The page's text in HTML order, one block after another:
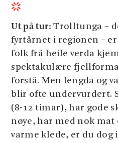
Ut på tur: Trolltunga –
fyrtårnet i regionen –
folk frå heile verda
spektakulære
forstå. Men lengda og
blir ofte undervurdert.
(8-12 timar), har gode
nøye, har med nok mat
varme klede, er du dog